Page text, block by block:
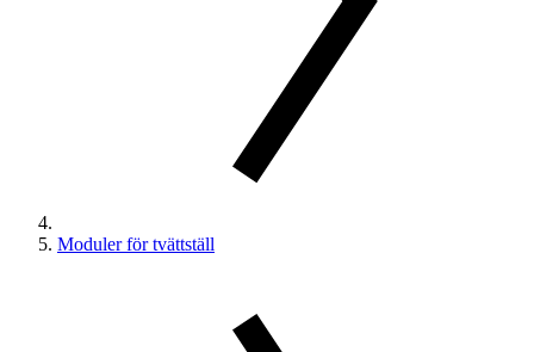
Moduler för tvättställ